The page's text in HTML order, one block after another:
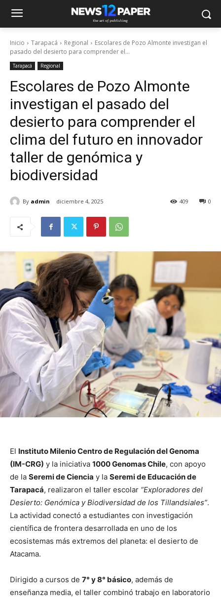
Inicio Tarapacá Regional
Escolares de Pozo Almonte investigan el
pasado del desierto para comprender el...
Tarapacá Regional
Escolares de Pozo Almonte
investigan el pasado del
desierto para comprender el
clima del futuro en innovador
taller de genómica y
biodiversidad
By admin diciembre 4, 2025 0
409
El Instituto Milenio Centro de Regulación del Genoma
(IM-CRG) y la iniciativa 1000 Genomas Chile, con apoyo
de la Seremi de Ciencia y la Seremi de Educación de
Tarapacá, realizaron el taller escolar “Exploradores del
Desierto: Genómica y Biodiversidad de los Tillandsiales”.
La actividad conectó a estudiantes con investigación
científica de frontera desarrollada en uno de los
ecosistemas más extremos del planeta: el desierto de
Atacama.
Dirigido a cursos de 7° y 8° básico, además de
enseñanza media, el taller combinó trabajo en laboratorio